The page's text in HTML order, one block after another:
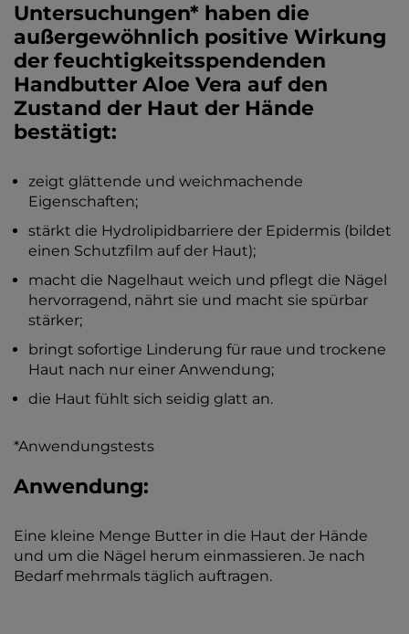
Untersuchungen* haben die
außergewöhnlich positive Wirkung
der feuchtigkeitsspendenden
Handbutter Aloe Vera auf den
Zustand der Haut der Hände
bestätigt:
zeigt glättende und weichmachende
Eigenschaften;
stärkt die Hydrolipidbarriere der Epidermis (bildet
einen Schutzfilm auf der Haut);
macht die Nagelhaut weich und pflegt die Nägel
hervorragend, nährt sie und macht sie spürbar
stärker;
bringt sofortige Linderung für raue und trockene
Haut nach nur einer Anwendung;
die Haut fühlt sich seidig glatt an.
*Anwendungstests
Anwendung:
Eine kleine Menge Butter in die Haut der Hände
und um die Nägel herum einmassieren. Je nach
Bedarf mehrmals täglich auftragen.